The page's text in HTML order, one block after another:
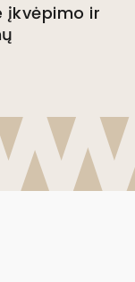
įkvėpimo ir